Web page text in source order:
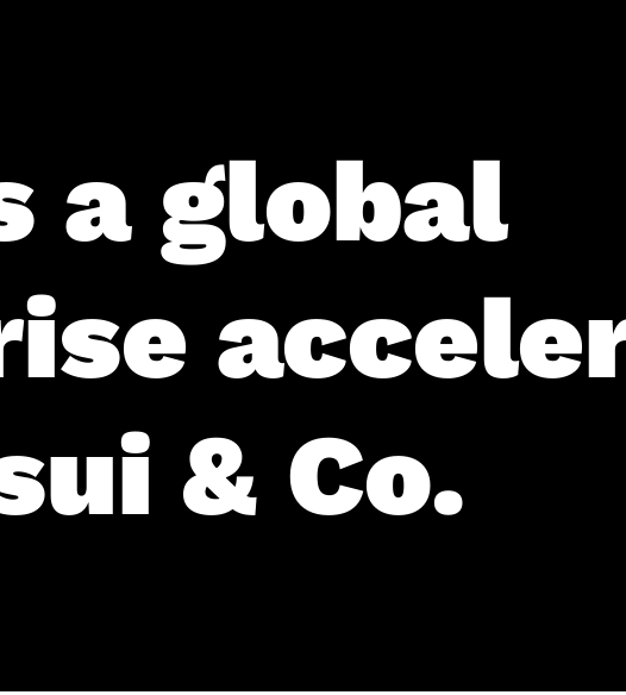
a global
& Co.